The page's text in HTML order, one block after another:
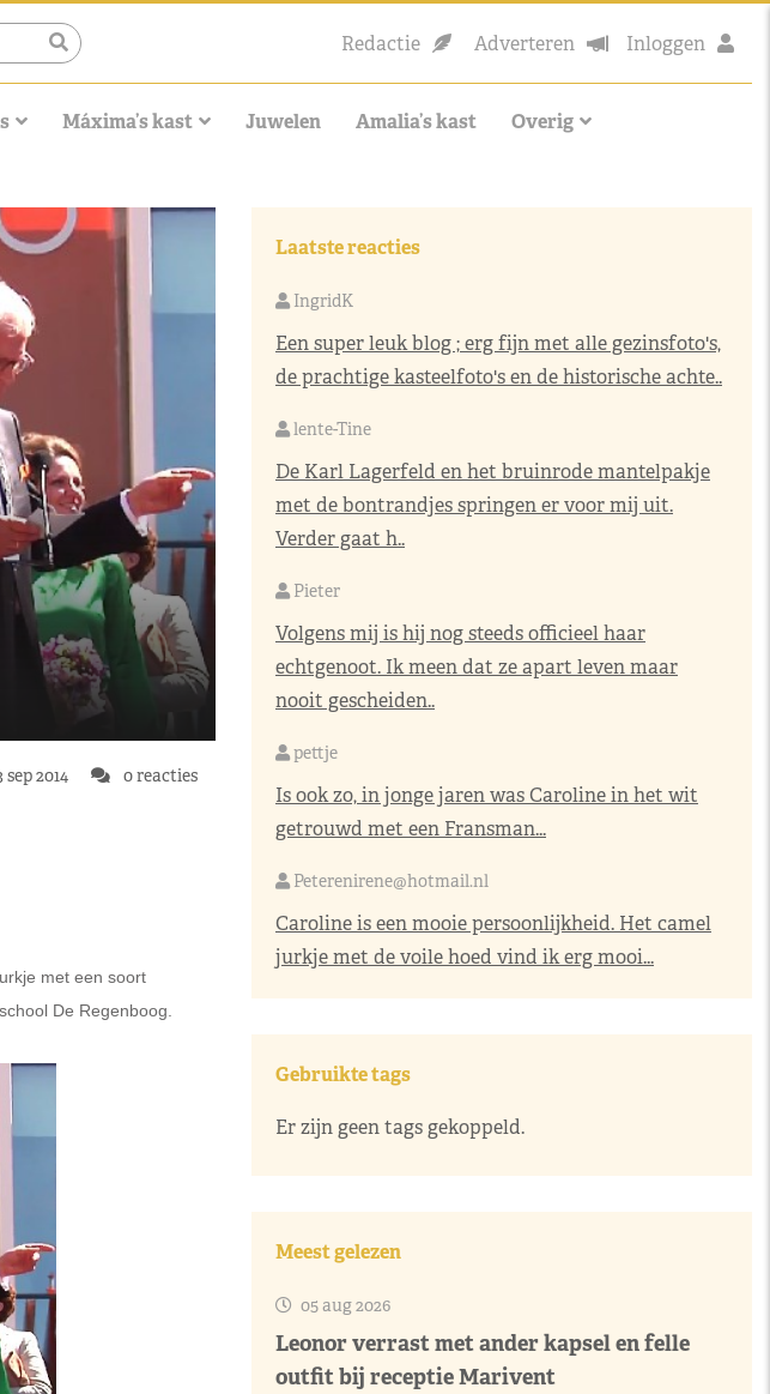
Redactie Adverteren Inloggen
Máxima’s kast Juwelen Amalia’s kast Overig
sep 2014 0 reacties
met een soort
De Regenboog.
Laatste reacties
IngridK
Een super leuk blog ; erg fijn met alle gezinsfoto's,
de prachtige kasteelfoto's en de historische achte..
lente-Tine
De Karl Lagerfeld en het bruinrode mantelpakje
met de bontrandjes springen er voor mij uit.
Verder gaat h..
Pieter
Volgens mij is hij nog steeds officieel haar
echtgenoot. Ik meen dat ze apart leven maar
nooit gescheiden..
pettje
Is ook zo, in jonge jaren was Caroline in het wit
getrouwd met een Fransman...
Peterenirene@hotmail.nl
Caroline is een mooie persoonlijkheid. Het camel
jurkje met de voile hoed vind ik erg mooi...
Gebruikte tags
Er zijn geen tags gekoppeld.
Meest gelezen
05 aug 2026
Leonor verrast met ander kapsel en felle
outfit bij receptie Marivent